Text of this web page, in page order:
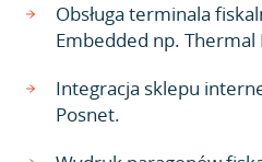
Obsługa terminala
Embedded np. Thermal
Integracja sklepu
Posnet.